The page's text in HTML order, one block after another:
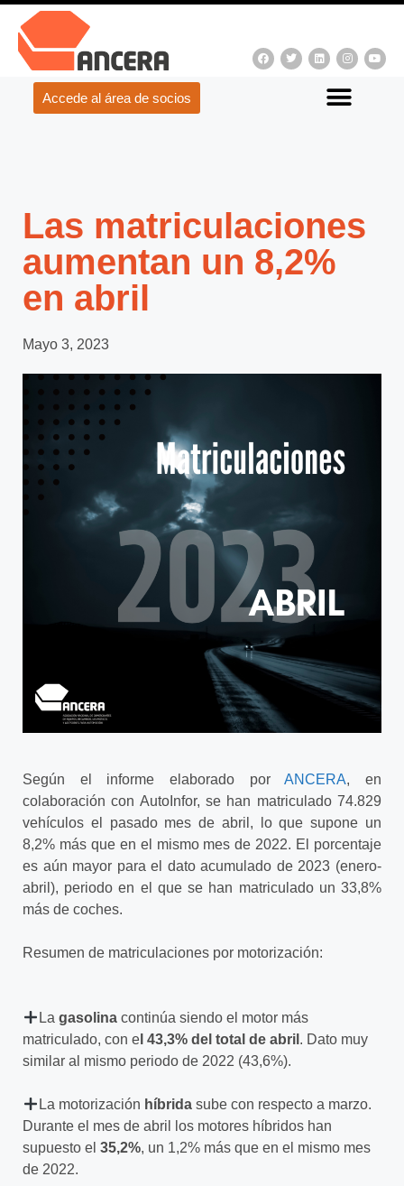
Accede al área de socios
Las matriculaciones
aumentan un 8,2%
en abril
Mayo 3, 2023
Según el informe elaborado porANCERA, en
colaboración con AutoInfor, se han matriculado 74.829
vehículos el pasado mes de abril, lo que supone un
8,2% más que en el mismo mes de 2022. El porcentaje
es aún mayor para el dato acumulado de 2023 (enero-
abril), periodo en el que se han matriculado un 33,8%
más de coches.
Resumen de matriculaciones por motorización:
Lagasolina continúa siendo el motor más
matriculado, con e l 43,3% del total de abril . Dato muy
similar al mismo periodo de 2022 (43,6%).
La motorización híbrida sube con respecto a marzo.
Durante el mes de abril los motores híbridos han
supuesto el 35,2%, un 1,2% más que en el mismo mes
de 2022.